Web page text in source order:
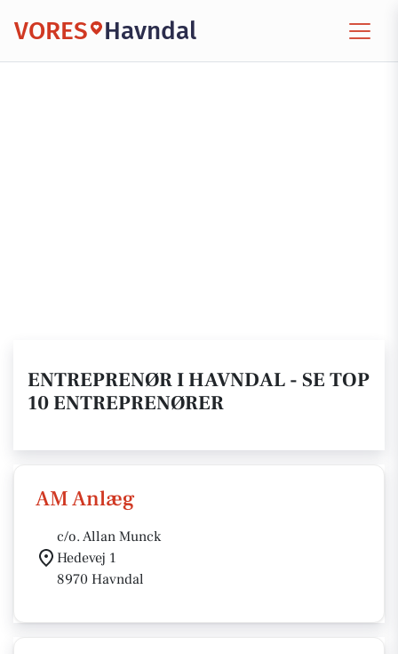
VORES Havndal
ENTREPRENØR I HAVNDAL - SE TOP
10 ENTREPRENØRER
AM Anlæg
c/o. Allan Munck
Hedevej 1
8970 Havndal